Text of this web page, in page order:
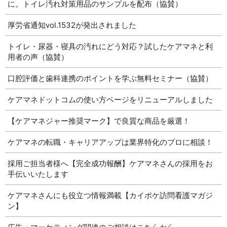
に。トイレ汚れ対策用品のサンプルを配布（協賛）
厚労省通知vol.1532が発出されました
トイレ・尿器・寝具の汚れにどう対応？試したケアマネと利
用者の声（協賛）
口腔評価と歯科連携のポイントを学ぶ無料セミナー（協賛）
ケアマネドットコムの使い方ページをリニューアルしました
【ケアマネジャー推奨マーク】で良質な商品を厳選！
ケアマネの転職・キャリアアップは業界特化のプロに相談！
採用ご担当者様へ【完全成功報酬】ケアマネさんの採用をお
手伝いいたします
ケアマネさんにも役立つ情報満載【カイポケ訪問看護マガジ
ン】